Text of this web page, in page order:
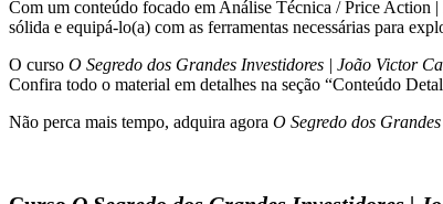
quantidade
Com um conteúdo focado em Análise Técnica / Price Action
sólida e equipá-lo(a) com as ferramentas necessárias para
O curso O Segredo dos Grandes Investidores | João Victor
Confira todo o material em detalhes na seção “Conteúdo
Não perca mais tempo, adquira agora O Segredo dos